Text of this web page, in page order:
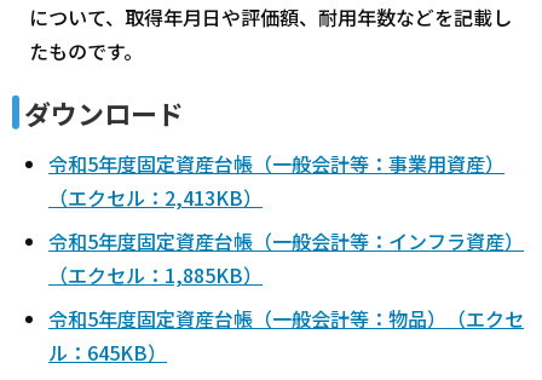
について、取得年月日や評価額、耐用年数などを記載し
たものです。
ダウンロード
令和5年度固定資産台帳（一般会計等：事業用資産）
（エクセル：2,413KB）
令和5年度固定資産台帳（一般会計等：インフラ資産）
（エクセル：1,885KB）
令和5年度固定資産台帳（一般会計等：物品）（エクセ
ル：645KB）